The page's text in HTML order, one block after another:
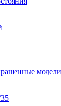
модели